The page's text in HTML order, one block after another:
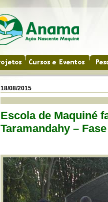
18/08/2015
Escola de Maquiné
Taramandahy – Fase